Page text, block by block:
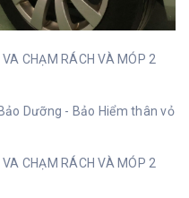
Dưỡng - Bảo Hiểm thân vỏ